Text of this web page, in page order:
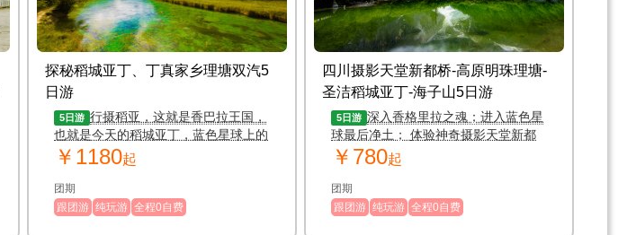
探秘稻城亚丁、丁真家乡理塘双汽5
日游
5日游 行摄稻亚，这就是香巴拉王国，
也就是今天的稻城亚丁，蓝色星球上的
最后净土，稻城亚丁一个体会生命之
意、感受万物之灵的地方。
￥1180起
团期
跟团游 纯玩游 全程0自费
四川摄影天堂新都桥-高原明珠理塘-
圣洁稻城亚丁-海子山5日游
5日游 深入香格里拉之魂；进入蓝色星
球最后净土； 体验神奇摄影天堂新都
桥、高原明珠理塘；
￥780起
团期
跟团游 纯玩游 全程0自费